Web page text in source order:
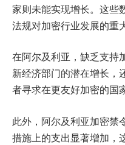
家则未能实现增长。这些
法规对加密行业发展的重
在阿尔及利亚，缺乏支持
新经济部门的潜在增长，
者寻求在更友好加密的国
此外，阿尔及利亚加密禁
措施上的支出显著增加，